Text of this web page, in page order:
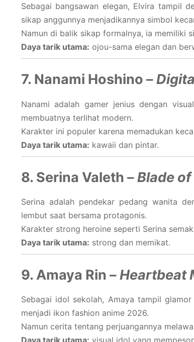
Sebagai bangsawan elegan, Elvira tampil
sikap anggunnya menjadikannya simbol
Namun di balik sikap formalnya, ia memiliki
Daya tarik utama: ojou-sama elegan dan
7. Nanami Hoshino –
Nanami adalah gamer jenius dengan
membuatnya terlihat modern.
Karakter ini populer karena memadukan
Daya tarik utama: kawaii dan pintar.
8. Serina Valeth –Blade
Serina adalah pendekar pedang wanita
lembut saat bersama protagonis.
Karakter strong heroine seperti Serina
Daya tarik utama: strong dan memikat.
9. Amaya Rin –Heartbeat
Sebagai idol sekolah, Amaya tampil
menjadi ikon fashion anime 2026.
Namun cerita tentang perjuangannya